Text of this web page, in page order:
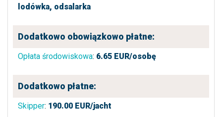
lodówka, odsalarka
Dodatkowo obowiązkowo płatne:
Opłata środowiskowa: 6.65 EUR/osobę
Dodatkowo płatne:
Skipper: 190.00 EUR/jacht